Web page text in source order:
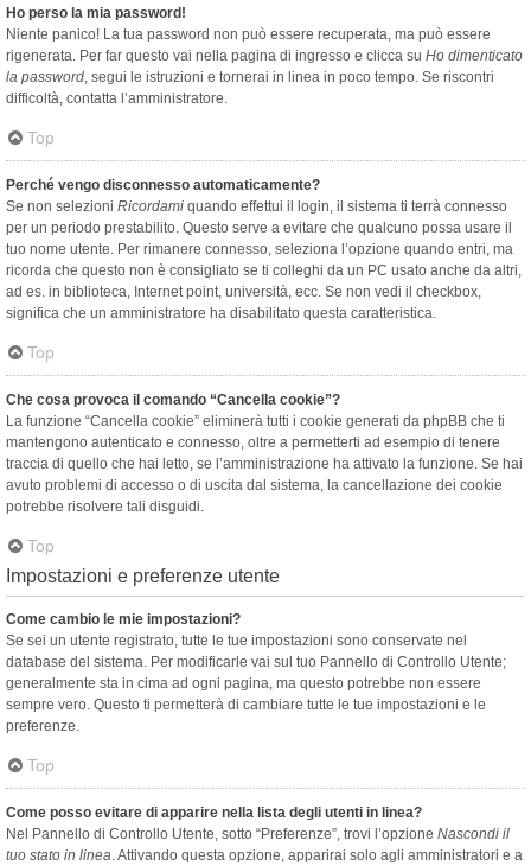
Ho perso la mia password!
Niente panico! La tua password non può essere recuperata, ma può essere
rigenerata. Per far questo vai nella pagina di ingresso e clicca su Ho dimenticato
la password, segui le istruzioni e tornerai in linea in poco tempo. Se riscontri
difficoltà, contatta l’amministratore.
Top
Perché vengo disconnesso automaticamente?
Se non selezioni Ricordami quando effettui il login, il sistema ti terrà connesso
per un periodo prestabilito. Questo serve a evitare che qualcuno possa usare il
tuo nome utente. Per rimanere connesso, seleziona l’opzione quando entri, ma
ricorda che questo non è consigliato se ti colleghi da un PC usato anche da altri,
ad es. in biblioteca, Internet point, università, ecc. Se non vedi il checkbox,
significa che un amministratore ha disabilitato questa caratteristica.
Top
Che cosa provoca il comando “Cancella cookie”?
La funzione “Cancella cookie” eliminerà tutti i cookie generati da phpBB che ti
mantengono autenticato e connesso, oltre a permetterti ad esempio di tenere
traccia di quello che hai letto, se l’amministrazione ha attivato la funzione. Se hai
avuto problemi di accesso o di uscita dal sistema, la cancellazione dei cookie
potrebbe risolvere tali disguidi.
Top
Impostazioni e preferenze utente
Come cambio le mie impostazioni?
Se sei un utente registrato, tutte le tue impostazioni sono conservate nel
database del sistema. Per modificarle vai sul tuo Pannello di Controllo Utente;
generalmente sta in cima ad ogni pagina, ma questo potrebbe non essere
sempre vero. Questo ti permetterà di cambiare tutte le tue impostazioni e le
preferenze.
Top
Come posso evitare di apparire nella lista degli utenti in linea?
Nel Pannello di Controllo Utente, sotto “Preferenze”, trovi l’opzione Nascondi il
tuo stato in linea. Attivando questa opzione, apparirai solo agli amministratori e a